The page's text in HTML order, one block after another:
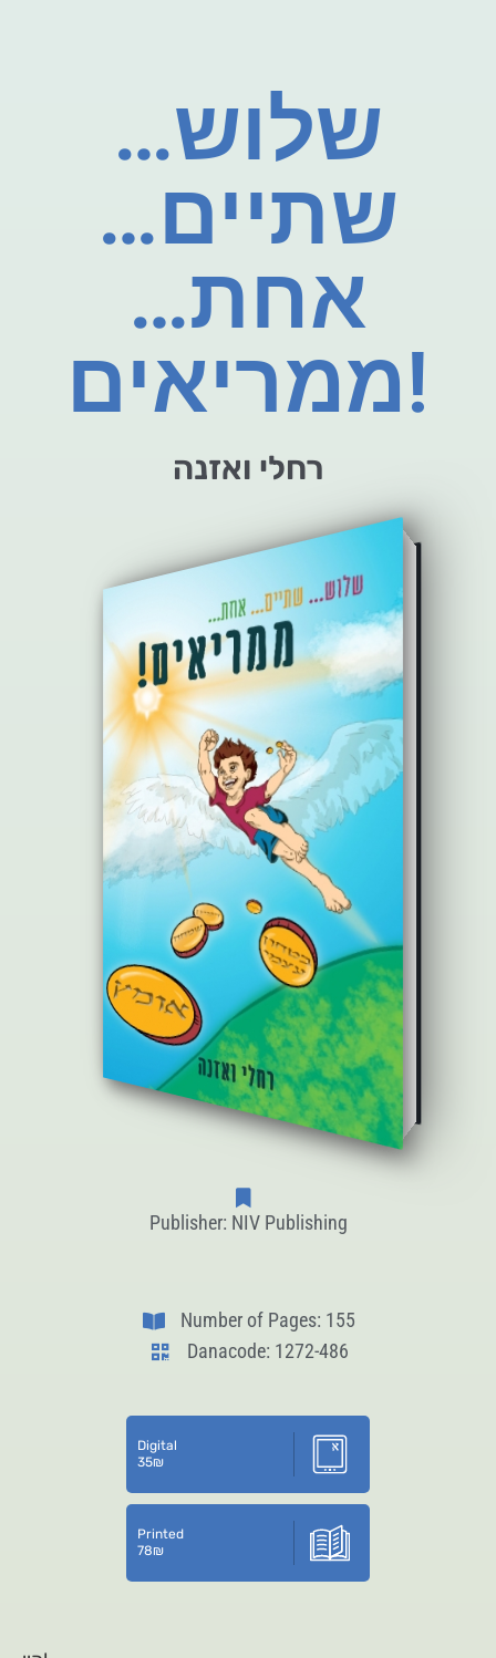
שלוש…
שתיים…
אחת…
ממריאים!
רחלי ואזנה
Publisher: NIV Publishing
Number of Pages: 155
Danacode: 1272-486
Digital
35₪
Printed
78₪